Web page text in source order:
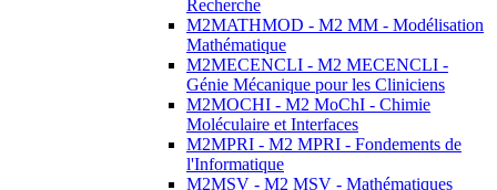
Recherche
M2MATHMOD - M2 MM - Modélisation
Mathématique
M2MECENCLI - M2 MECENCLI -
Génie Mécanique pour les Cliniciens
M2MOCHI - M2 MoChI - Chimie
Moléculaire et Interfaces
M2MPRI - M2 MPRI - Fondements de
l'Informatique
M2MSV - M2 MSV - Mathématiques